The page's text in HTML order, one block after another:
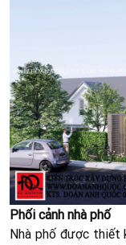
Phối cảnh nhà phố
Nhà phố được thiết